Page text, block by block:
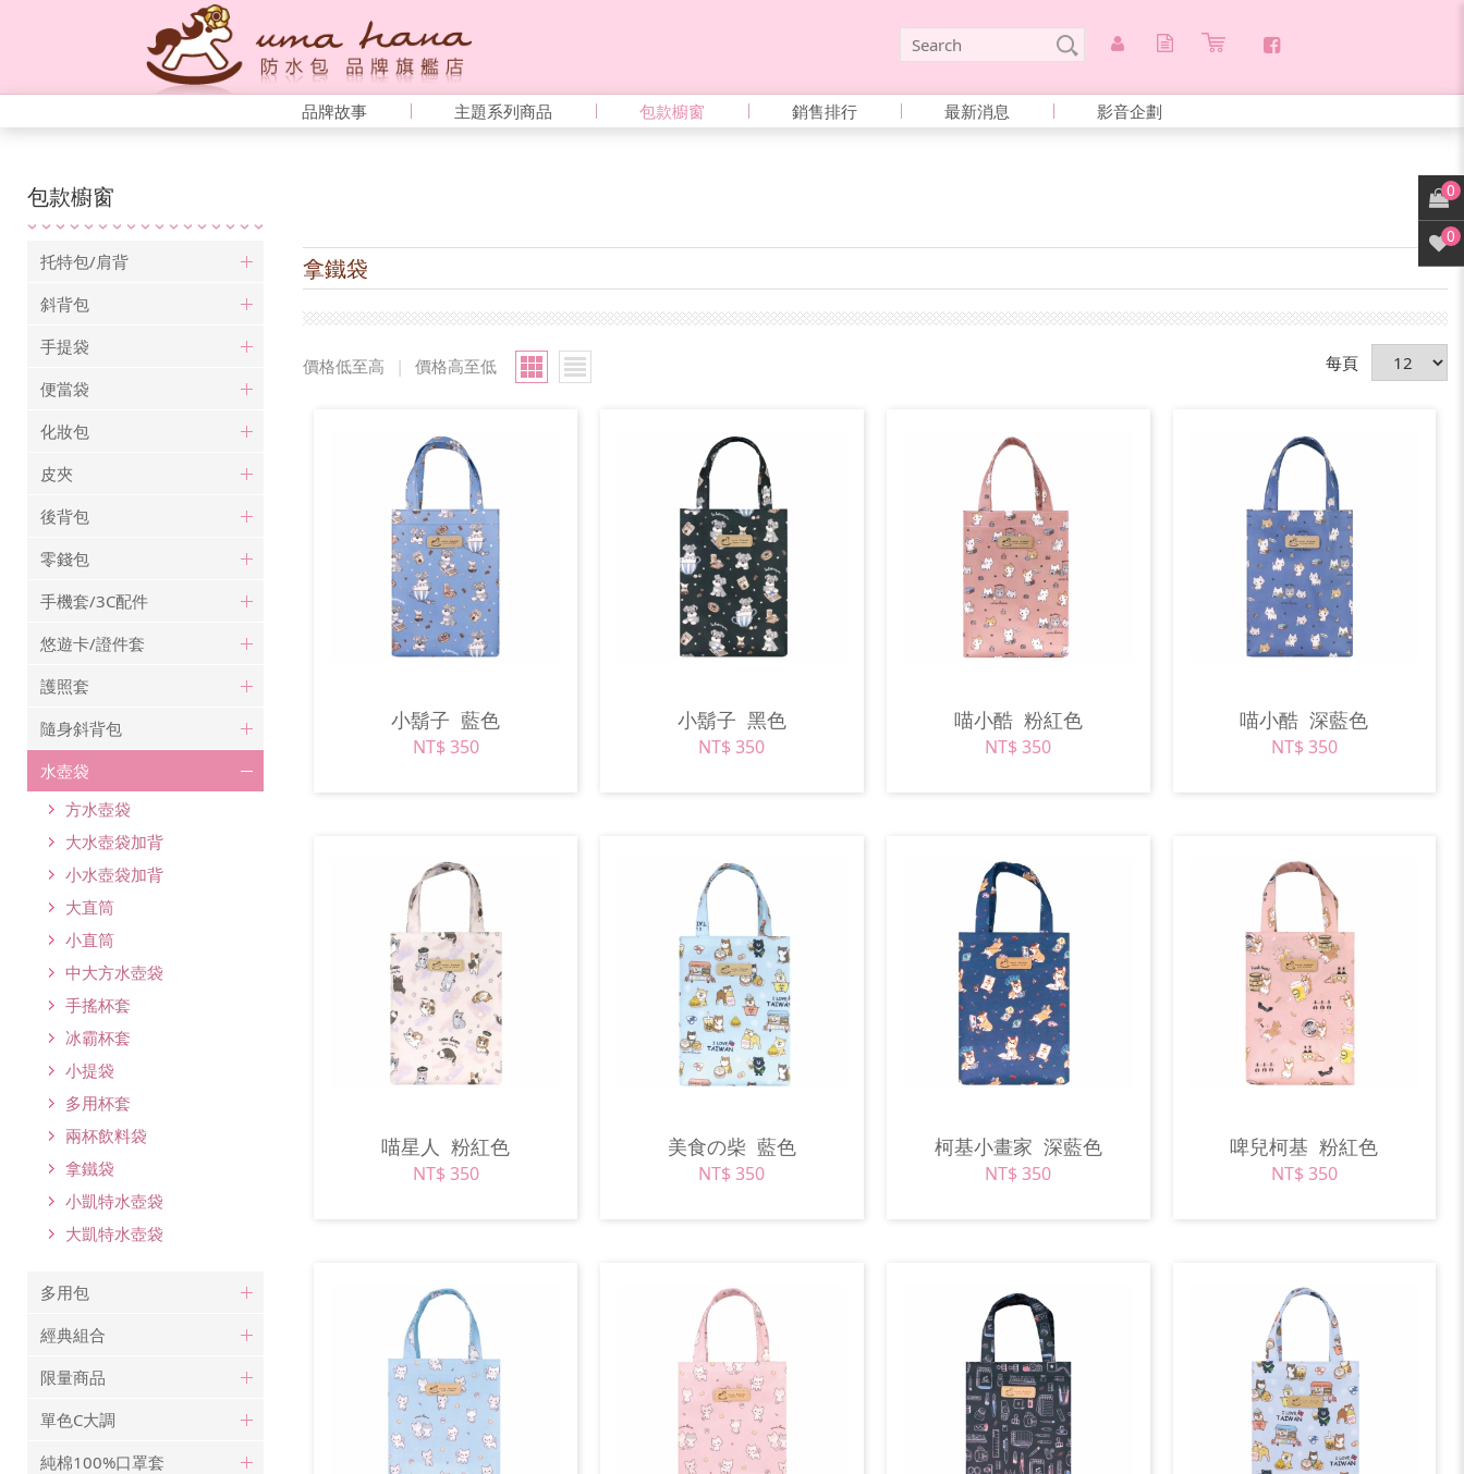
品牌故事 主題系列商品 包款櫥窗 銷售排行 最新消息 影音企劃
包款櫥窗
托特包/肩背
斜背包
手提袋
便當袋
化妝包
皮夾
後背包
零錢包
手機套/3C配件
悠遊卡/證件套
護照套
隨身斜背包
水壺袋
方水壺袋
大水壺袋加背
小水壺袋加背
大直筒
小直筒
中大方水壺袋
手搖杯套
冰霸杯套
小提袋
多用杯套
兩杯飲料袋
拿鐵袋
小凱特水壺袋
大凱特水壺袋
多用包
經典組合
限量商品
單色C大調
純棉100%口罩套
拿鐵袋
價格低至高 | 價格高至低 每頁
小鬍子藍色
NT$ 350
小鬍子 黑色
NT$ 350
喵小酷 粉紅色
NT$ 350
喵小酷深藍色
NT$ 350
喵星人粉紅色
NT$ 350
美食の柴 藍色
NT$ 350
柯基小畫家 深藍色
NT$ 350
啤兒柯基粉紅色
NT$ 350
0
0